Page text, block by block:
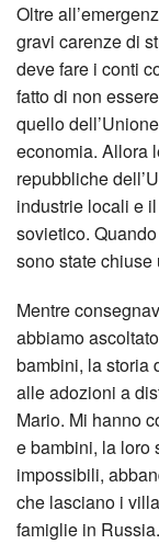
Oltre
gravi carenze di
deve fare i conti
fatto di non
quello
economia. Allora
repubbliche
industrie locali e
sovietico.
sono state chiuse
Mentre
abbiamo
bambini, la storia
alle adozioni a
Mario. Mi hanno
e bambini, la loro
impossibili,
che lasciano i
famiglie in Russia.